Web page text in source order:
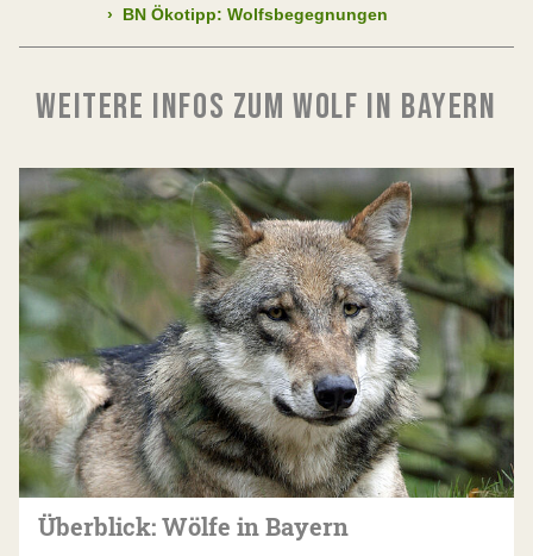
› BN Ökotipp: Wolfsbegegnungen
WEITERE INFOS ZUM WOLF IN BAYERN
Überblick: Wölfe in Bayern